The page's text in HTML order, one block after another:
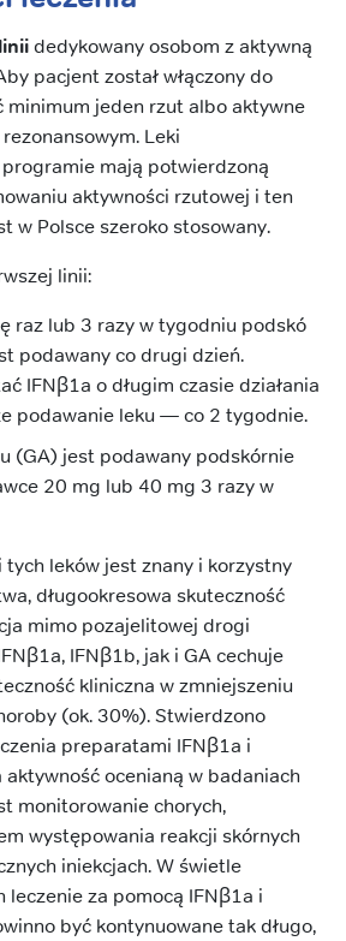
dedykowany osobom z aktywną
pacjent został włączony do
minimum jeden rzut albo aktywne
Leki
mają potwierdzoną
aktywności rzutowej i ten
w Polsce szeroko stosowany.
linii:
raz lub 3 razy w tygodniu podskó
podawany co drugi dzień.
IFNβ1a o długim czasie działania
podawanie leku — co 2 tygodnie.
(GA) jest podawany podskórnie
20 mg lub 40 mg 3 razy w
tych leków jest znany i korzystny
długookresowa skuteczność
mimo pozajelitowej drogi
IFNβ1b, jak i GA cechuje
kliniczna w zmniejszeniu
(ok. 30%). Stwierdzono
preparatami IFNβ1a i
aktywność ocenianą w badaniach
monitorowanie chorych,
występowania reakcji skórnych
iniekcjach. W świetle
leczenie za pomocą IFNβ1a i
być kontynuowane tak długo,